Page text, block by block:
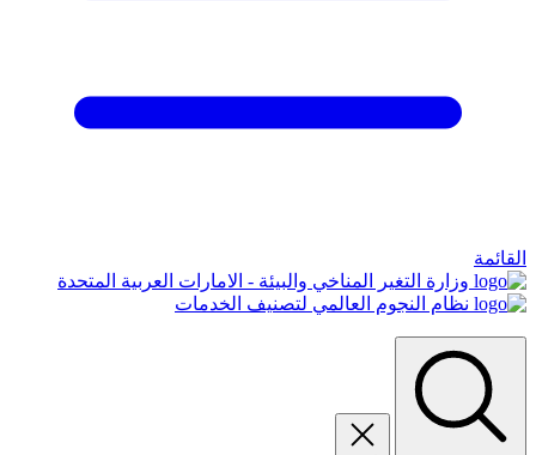
القائمة
وزارة التغير المناخي والبيئة - الامارات العربية المتحدة
نظام النجوم العالمي لتصنيف الخدمات